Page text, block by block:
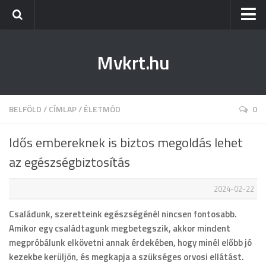
Tiszaújváros
Kazincbarcika
Belföld
Mvkrt.hu
BELFÖLD/CÍMLAP/ÉLETMÓD 0
Idős embereknek is biztos megoldás lehet
az egészségbiztosítás
2024-02-22
Családunk, szeretteink egészségénél nincsen fontosabb.
Amikor egy családtagunk megbetegszik, akkor mindent
megpróbálunk elkövetni annak érdekében, hogy minél előbb jó
kezekbe kerüljön, és megkapja a szükséges orvosi ellátást.